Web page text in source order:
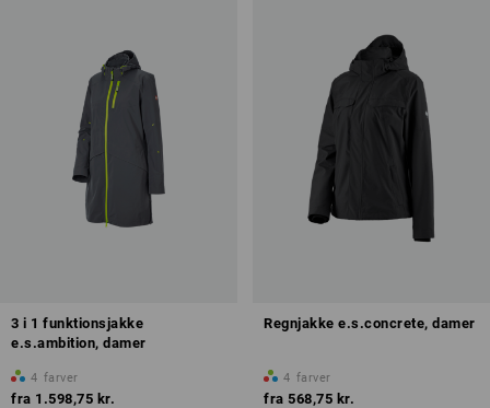
3 i 1 funktionsjakke
e.s.ambition, damer
4 farver
fra 1.598,75 kr.
Regnjakke e.s.concrete, damer
4 farver
fra 568,75 kr.